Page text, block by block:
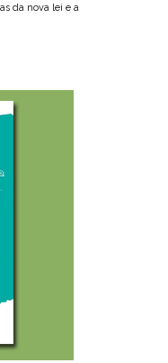
da nova lei e a